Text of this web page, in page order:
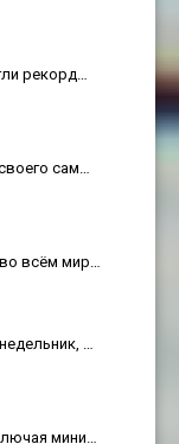
рекорд…
сам…
всём мир…
…
мини…